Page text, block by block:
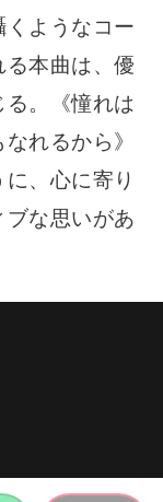
ようなコー
本曲は、優
る。《憧れは
れるから》
、心に寄り
な思いがあ